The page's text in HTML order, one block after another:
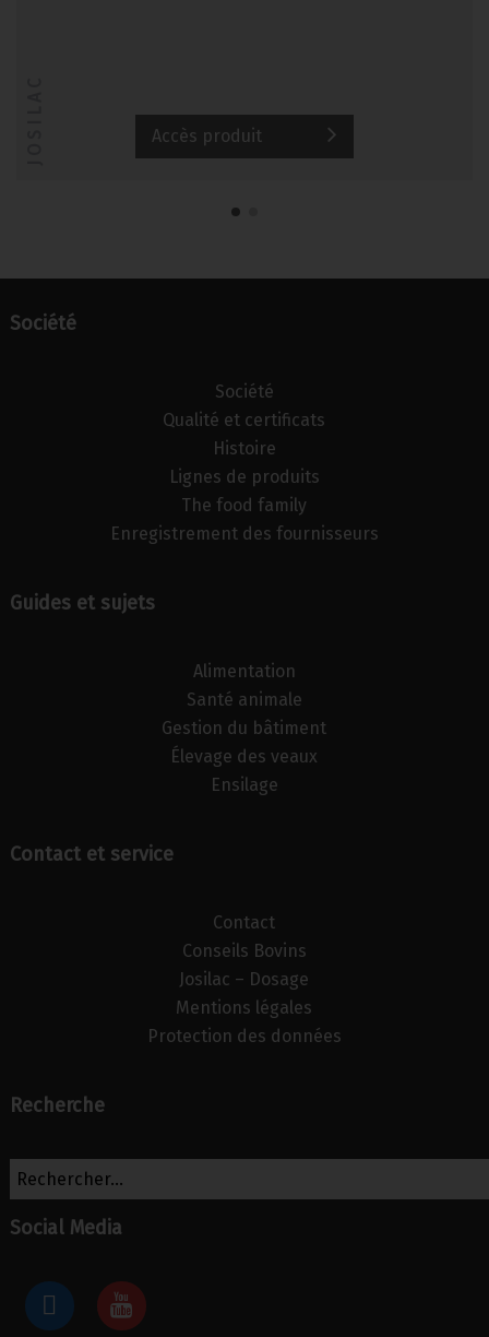
Accès produit
Société
Société
Qualité et certificats
Histoire
Lignes de produits
The food family
Enregistrement des fournisseurs
Guides et sujets
Alimentation
Santé animale
Gestion du bâtiment
Élevage des veaux
Ensilage
Contact et service
Contact
Conseils Bovins
Josilac – Dosage
Mentions légales
Protection des données
Recherche
Social Media